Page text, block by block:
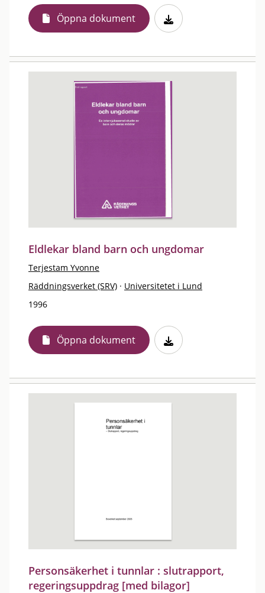
Öppna dokument
Eldlekar bland barn och ungdomar
Terjestam Yvonne
Räddningsverket (SRV) · Universitetet i Lund
1996
Öppna dokument
Personsäkerhet i tunnlar : slutrapport,
regeringsuppdrag [med bilagor]